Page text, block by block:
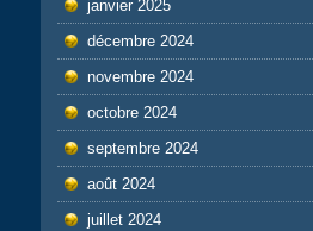
janvier 2025
décembre 2024
novembre 2024
octobre 2024
septembre 2024
août 2024
juillet 2024